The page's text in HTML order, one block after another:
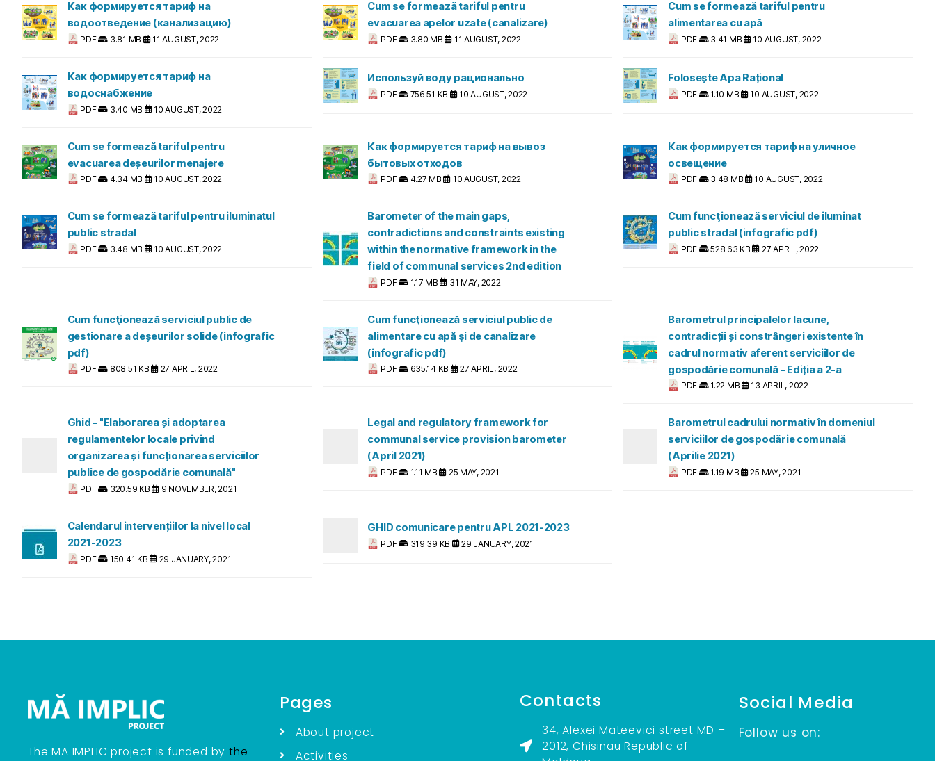
Как формируется тариф на
водоотведение (канализацию)
PDF 3.81 MB 11 AUGUST, 2022
Cum se formează tariful pentru
evacuarea apelor uzate (canalizare)
PDF 3.80 MB 11 AUGUST, 2022
Cum se formează tariful pentru
alimentarea cu apă
PDF 3.41 MB 10 AUGUST, 2022
Как формируется тариф на
водоснабжение
PDF 3.40 MB 10 AUGUST, 2022
Используй воду рационально
PDF 756.51 KB 10 AUGUST, 2022
Folosește Apa Rațional
PDF 1.10 MB 10 AUGUST, 2022
Cum se formează tariful pentru
evacuarea deșeurilor menajere
PDF 4.34 MB 10 AUGUST, 2022
Как формируется тариф на вывоз
бытовых отходов
PDF 4.27 MB 10 AUGUST, 2022
Как формируется тариф на уличное
освещение
PDF 3.48 MB 10 AUGUST, 2022
Cum se formează tariful pentru iluminatul
public stradal
PDF 3.48 MB 10 AUGUST, 2022
Barometer of the main gaps,
contradictions and constraints existing
within the normative framework in the
field of communal services 2nd edition
PDF 1.17 MB 31 MAY, 2022
Cum funcţionează serviciul de iluminat
public stradal (infografic pdf)
PDF 528.63 KB 27 APRIL, 2022
Cum funcţionează serviciul public de
gestionare a deșeurilor solide (infografic
pdf)
PDF 808.51 KB 27 APRIL, 2022
Cum funcţionează serviciul public de
alimentare cu apă şi de canalizare
(infografic pdf)
PDF 635.14 KB 27 APRIL, 2022
Barometrul principalelor lacune,
contradicții și constrângeri existente în
cadrul normativ aferent serviciilor de
gospodărie comunală - Ediția a 2-a
PDF 1.22 MB 13 APRIL, 2022
Ghid - "Elaborarea și adoptarea
regulamentelor locale privind
organizarea și funcționarea serviciilor
publice de gospodărie comunală"
PDF 320.59 KB 9 NOVEMBER, 2021
Legal and regulatory framework for
communal service provision barometer
(April 2021)
PDF 1.11 MB 25 MAY, 2021
Barometrul cadrului normativ în domeniul
serviciilor de gospodărie comunală
(Aprilie 2021)
PDF 1.19 MB 25 MAY, 2021
Calendarul intervențiilor la nivel local
2021-2023
PDF 150.41 KB 29 JANUARY, 2021
GHID comunicare pentru APL 2021-2023
PDF 319.39 KB 29 JANUARY, 2021
The MA IMPLIC project is funded by the
Pages
About project
Activities
Contacts
34, Alexei Mateevici street MD –
2012, Chisinau Republic of
Social Media
Follow us on: